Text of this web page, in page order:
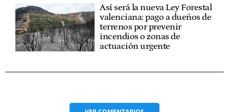
Así será la nueva Ley Forestal
valenciana: pago a dueños de
terrenos por prevenir
incendios o zonas de
actuación urgente